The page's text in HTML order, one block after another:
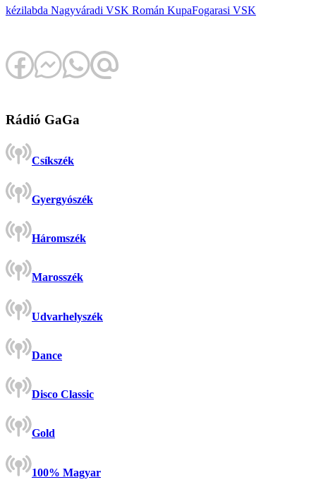
kézilabda Nagyváradi VSK Román KupaFogarasi VSK
Rádió GaGa
Csíkszék
Gyergyószék
Háromszék
Marosszék
Udvarhelyszék
Dance
Disco Classic
Gold
100% Magyar